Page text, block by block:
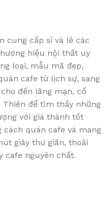
cung cấp sỉ và lẻ các
hiệu nội thất uy
loại, mẫu mã đẹp,
cafe từ lịch sự, sang
đến lãng mạn, cổ
để tìm thấy những
với giá thành tốt
cách quán cafe và mang
giây thư giãn, thoải
cafe nguyên chất.